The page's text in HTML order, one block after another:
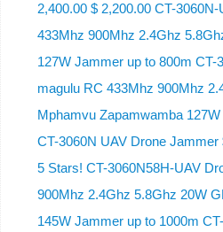
2,400.00 $ 2,200.00 CT-
433Mhz 900Mhz 2.4Ghz
127W Jammer up to 800m CT-
magulu RC 433Mhz 900Mhz
Mphamvu Zapamwamba
CT-3060N UAV Drone Jammer
5 Stars! CT-3060N58H-UAV
900Mhz 2.4Ghz 5.8Ghz 20W
145W Jammer up to 1000m